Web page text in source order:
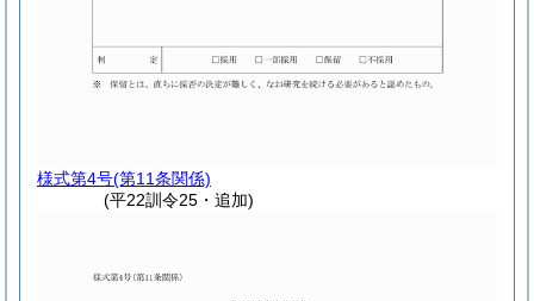
様式第4号(第11条関係)
(平22訓令25・追加)